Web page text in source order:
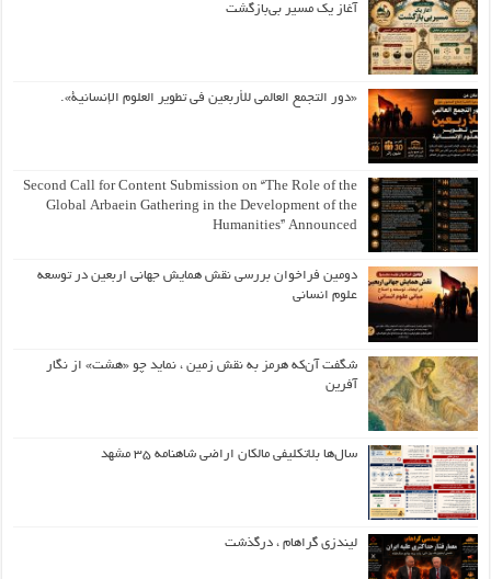
آغاز یک مسیر بی‌بازگشت
«دور التجمع العالمي للأربعين في تطوير العلوم الإنسانية».
Second Call for Content Submission on “The Role of the
Global Arbaein Gathering in the Development of the
Humanities” Announced
دومین فراخوان بررسی نقش همایش جهانی اربعین در توسعه
علوم انسانی
شگفت آن‌که هرمز به نقش زمین ، نماید چو «هشت» از نگار
آفرین
سال‌ها بلاتکلیفی مالکان اراضی شاهنامه ۳۵ مشهد
لیندزی گراهام ، درگذشت